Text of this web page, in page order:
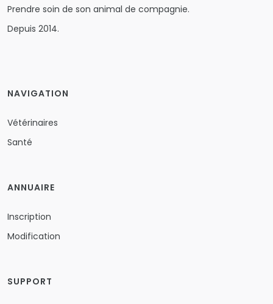
Prendre soin de son animal de compagnie.
Depuis 2014.
NAVIGATION
Vétérinaires
Santé
ANNUAIRE
Inscription
Modification
SUPPORT